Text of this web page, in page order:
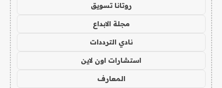
روتانا تسويق
مجلة الابداع
نادي الترددات
استشارات اون لاين
المعارف